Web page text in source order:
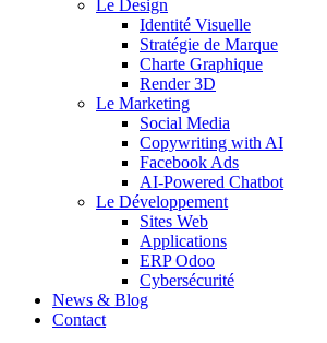
Le Design
Identité Visuelle
Stratégie de Marque
Charte Graphique
Render 3D
Le Marketing
Social Media
Copywriting with AI
Facebook Ads
AI-Powered Chatbot
Le Développement
Sites Web
Applications
ERP Odoo
Cybersécurité
News & Blog
Contact